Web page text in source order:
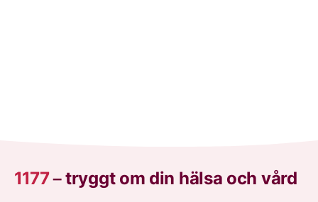
1177–tryggt om din hälsa och vård